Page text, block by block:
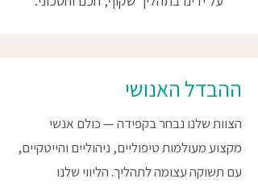
ההבדל האנושי
הצוות שלנו נבחר בקפידה — כולם אנשי
מקצוע מעולמות טיפוליים, ניהוליים והייטקיים,
עם תשוקה עצומה לתהליך. הליווי שלנו